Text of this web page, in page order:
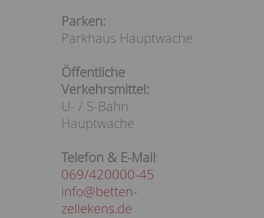
Parken:
Parkhaus Hauptwache
Öffentliche
Verkehrsmittel:
U- / S-Bahn
Hauptwache
Telefon & E-Mail:
069/420000-45
info@betten-
zellekens.de